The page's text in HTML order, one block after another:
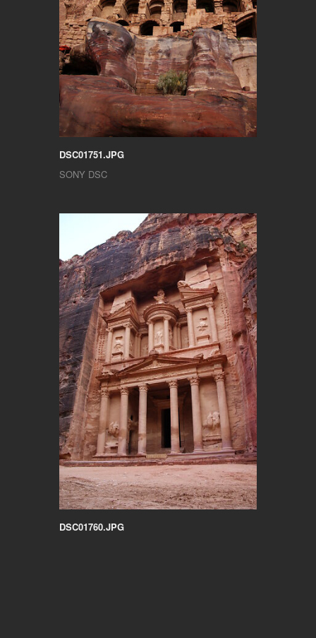
DSC01751.JPG
SONY DSC
DSC01760.JPG